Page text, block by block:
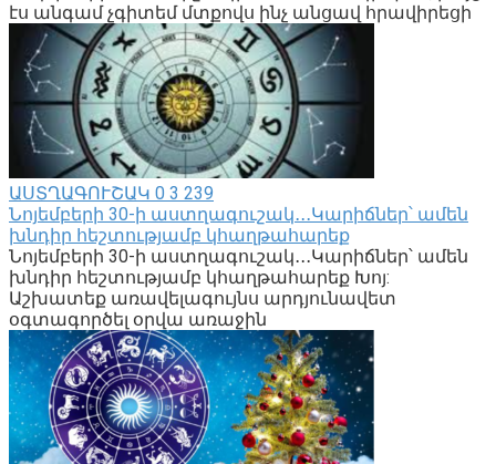
էս անգամ չգիտեմ մտքովս ինչ անցավ հրավիրեցի
ԱՍՏՂԱԳՈՒՇԱԿ 0 3 239
Նոյեմբերի 30-ի աստղագուշակ․․․Կարիճներ՝ ամեն
խնդիր հեշտությամբ կհաղթահարեք
Նոյեմբերի 30-ի աստղագուշակ․․․Կարիճներ՝ ամեն
խնդիր հեշտությամբ կհաղթահարեք Խոյ:
Աշխատեք առավելագույնս արդյունավետ
օգտագործել օրվա առաջին